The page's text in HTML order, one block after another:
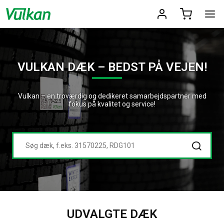
VULKAN DÆK – BEDST PÅ VEJEN!
Vulkan – en troværdig og dedikeret samarbejdspartner med
fokus på kvalitet og service!
UDVALGTE DÆK